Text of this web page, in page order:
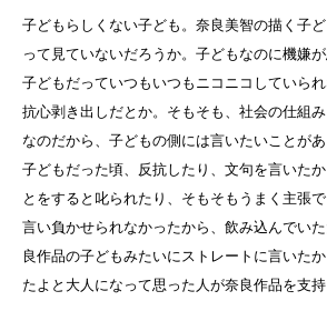
子どもらしくない子ども。奈良美智の描く子
って見ていないだろうか。子どもなのに機嫌が
子どもだっていつもいつもニコニコしていら
抗心剥き出しだとか。そもそも、社会の仕組
なのだから、子どもの側には言いたいことが
子どもだった頃、反抗したり、文句を言いた
とをすると叱られたり、そもそもうまく主張
言い負かせられなかったから、飲み込んでい
良作品の子どもみたいにストレートに言いた
たよと大人になって思った人が奈良作品を支持